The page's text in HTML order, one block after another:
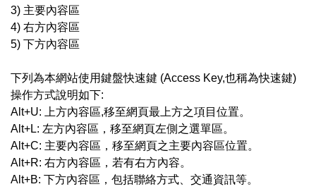
3) 主要內容區
4) 右方內容區
5) 下方內容區
下列為本網站使用鍵盤快速鍵 (Access Key,也稱為快速鍵)
操作方式說明如下:
Alt+U: 上方內容區,移至網頁最上方之項目位置。
Alt+L: 左方內容區，移至網頁左側之選單區。
Alt+C: 主要內容區，移至網頁之主要內容區位置。
Alt+R: 右方內容區，若有右方內容。
Alt+B: 下方內容區，包括聯絡方式、交通資訊等。